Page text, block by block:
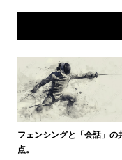
フェンシングと「会話」の
点。